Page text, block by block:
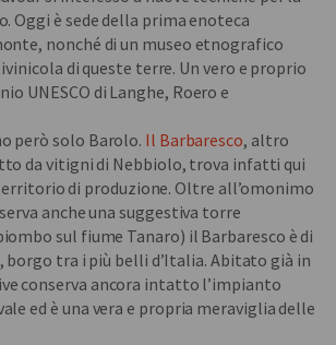
Oggi è sede della prima enoteca
nonché di un museo etnografico
di queste terre. Un vero e proprio
UNESCO di Langhe, Roero e
però solo Barolo. Il Barbaresco, altro
da vitigni di Nebbiolo, trova infatti qui
di produzione. Oltre all’omonimo
anche una suggestiva torre
sul fiume Tanaro) il Barbaresco è di
borgo tra i più belli d’Italia. Abitato già in
conserva ancora intatto l’impianto
ed è una vera e propria meraviglia delle